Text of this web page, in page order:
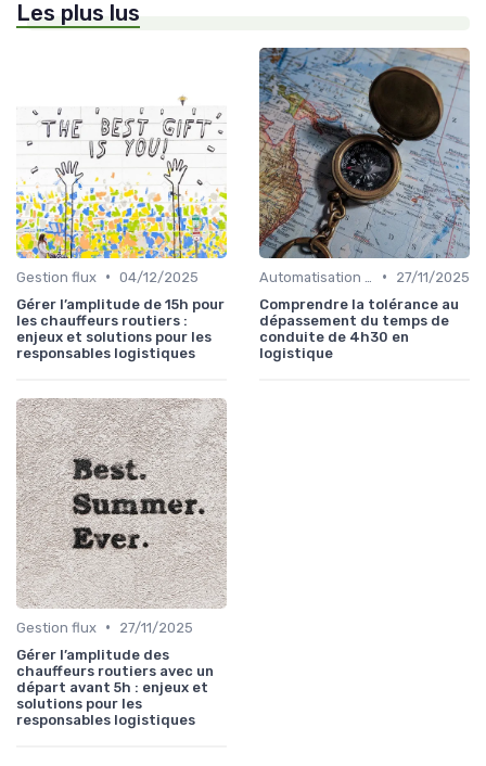
Les plus lus
Gestion flux • 04/12/2025
Gérer l’amplitude de 15h pour
les chauffeurs routiers :
enjeux et solutions pour les
responsables logistiques
•
27/11/2025
Comprendre la tolérance au
dépassement du temps de
conduite de 4h30 en
logistique
Gestion flux •
27/11/2025
Gérer l’amplitude des
chauffeurs routiers avec un
départ avant 5h : enjeux et
solutions pour les
responsables logistiques